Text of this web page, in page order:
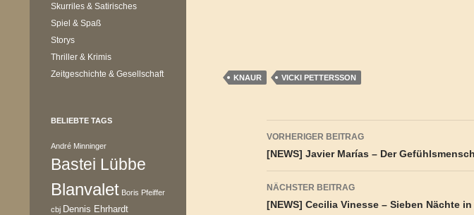
KNAUR VICKI PETTERSSON
Beitragsnavigation
VORHERIGER BEITRAG
[NEWS] Javier Marías – Der Gefühlsmensch
NÄCHSTER BEITRAG
[NEWS] Cecilia Vinesse – Sieben Nächte
Skurriles & Satirisches
Spiel & Spaß
Storys
Thriller & Krimis
Zeitgeschichte & Gesellschaft
BELIEBTE TAGS
André Minninger
Bastei Lübbe
Blanvalet Boris Pfeiffer
cbj Dennis Ehrhardt